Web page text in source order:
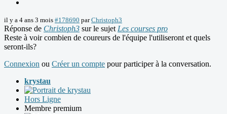
il y a 4 ans 3 mois #178690 parChristoph3
Réponse de Christoph3 sur le sujet Les courses pro
Reste à voir combien de coureurs de l'équipe l'utiliseront et quels
seront-ils?
Connexion ou Créer un compte pour participer à la conversation.
krystau
Hors Ligne
Membre premium